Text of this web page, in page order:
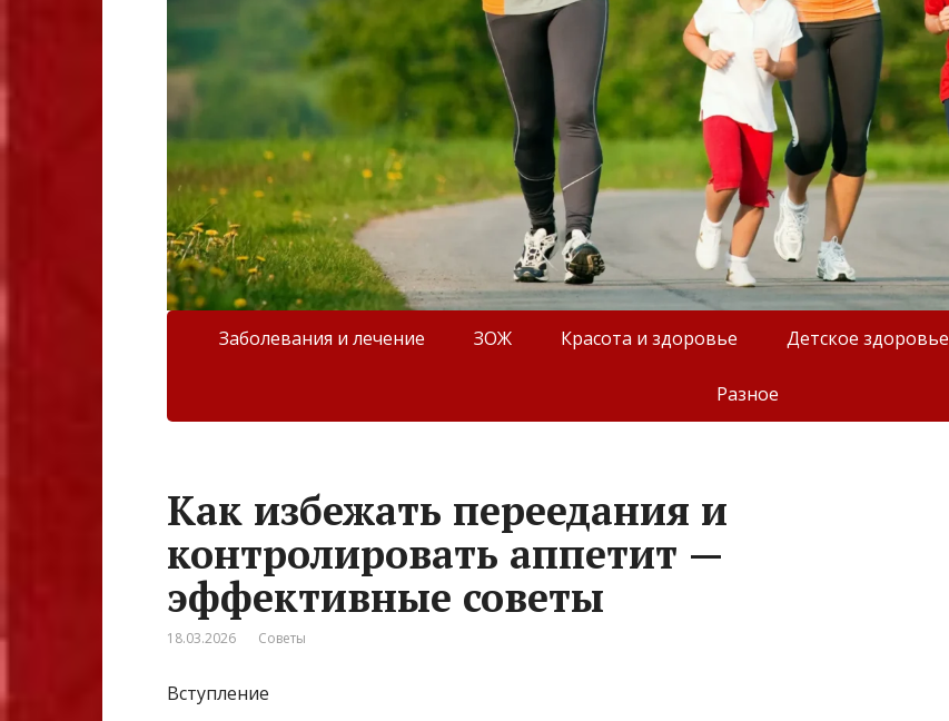
Заболевания и лечение ЗОЖ Красота и здоровье Детское здоровье
Разное
Как избежать переедания и
контролировать аппетит —
эффективные советы
18.03.2026 Советы
Вступление